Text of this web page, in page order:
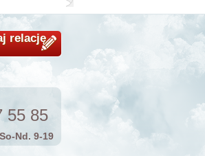
relację
55 85
Nd. 9-19